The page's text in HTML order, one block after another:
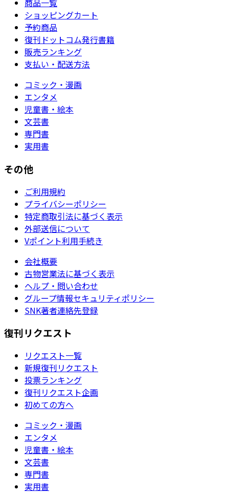
商品一覧
ショッピングカート
予約商品
復刊ドットコム発行書籍
販売ランキング
支払い・配送方法
コミック・漫画
エンタメ
児童書・絵本
文芸書
専門書
実用書
その他
ご利用規約
プライバシーポリシー
特定商取引法に基づく表示
外部送信について
Vポイント利用手続き
会社概要
古物営業法に基づく表示
ヘルプ・問い合わせ
グループ情報セキュリティポリシー
SNK著者連絡先登録
復刊リクエスト
リクエスト一覧
新規復刊リクエスト
投票ランキング
復刊リクエスト企画
初めての方へ
コミック・漫画
エンタメ
児童書・絵本
文芸書
専門書
実用書